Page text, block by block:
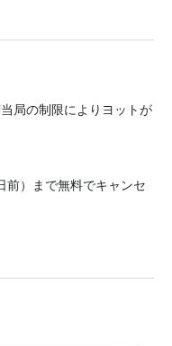
局の制限によりヨットが
前）まで無料でキャンセ
ンセルした場合、払い